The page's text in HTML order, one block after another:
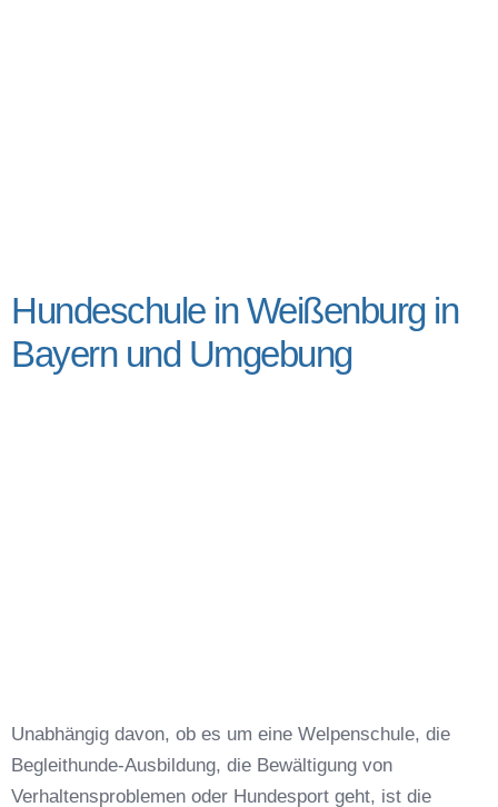
Hundeschule in Weißenburg in
Bayern und Umgebung
Unabhängig davon, ob es um eine Welpenschule, die
Begleithunde-Ausbildung, die Bewältigung von
Verhaltensproblemen oder Hundesport geht, ist die